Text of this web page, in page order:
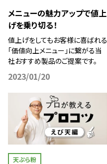
メニューの魅力アップで値上
げを乗り切る！
値上げをしてもお客様に喜ばれる
「価値向上メニュー」に繋がる当
社おすすめ製品のご提案です。
2023/01/20
天ぷら粉